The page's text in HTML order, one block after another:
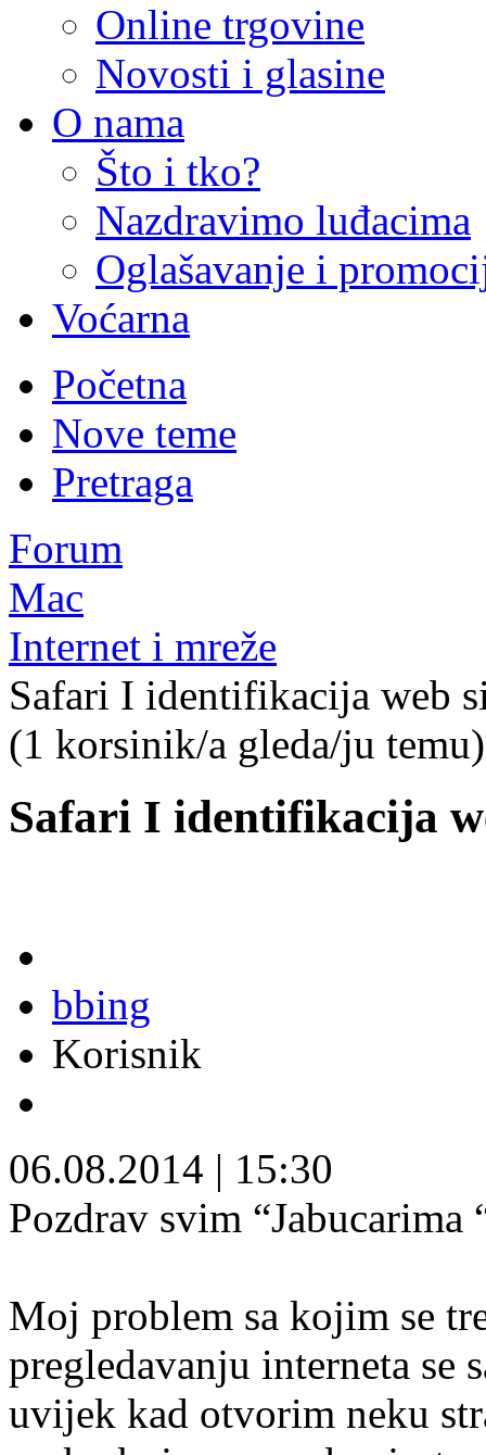
Online trgovine
Novosti i glasine
O nama
Što i tko?
Nazdravimo luđacima
Oglašavanje i
Voćarna
Početna
Nove teme
Pretraga
Forum
Mac
Internet i mreže
Safari I identifikacija web
(1 korsinik/a gleda/ju
Safari I identifikacija
bbing
Korisnik
06.08.2014 | 15:30
Pozdrav svim “Jabucarima
Moj problem sa kojim se
pregledavanju interneta se
uvijek kad otvorim neku